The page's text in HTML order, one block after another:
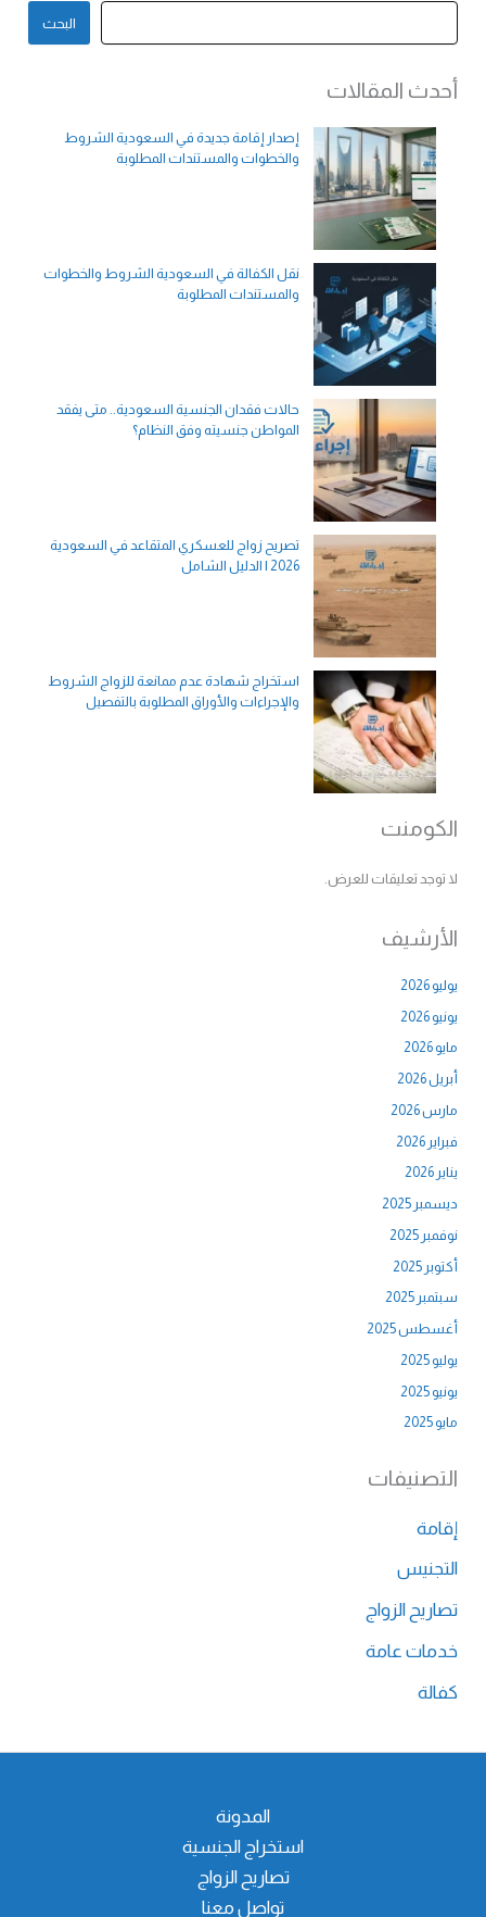
البحث
أحدث المقالات
إصدار إقامة جديدة في السعودية الشروط
والخطوات والمستندات المطلوبة
نقل الكفالة في السعودية الشروط والخطوات
والمستندات المطلوبة
حالات فقدان الجنسية السعودية.. متى يفقد
المواطن جنسيته وفق النظام؟
تصريح زواج للعسكري المتقاعد في السعودية
2026 | الدليل الشامل
استخراج شهادة عدم ممانعة للزواج الشروط
والإجراءات والأوراق المطلوبة بالتفصيل
الكومنت
لا توجد تعليقات للعرض.
الأرشيف
يوليو 2026
يونيو 2026
مايو 2026
أبريل 2026
مارس 2026
فبراير 2026
يناير 2026
ديسمبر 2025
نوفمبر 2025
أكتوبر 2025
سبتمبر 2025
أغسطس 2025
يوليو 2025
يونيو 2025
مايو 2025
التصنيفات
إقامة
التجنيس
تصاريح الزواج
خدمات عامة
كفالة
المدونة
استخراج الجنسية
تصاريح الزواج
تواصل معنا